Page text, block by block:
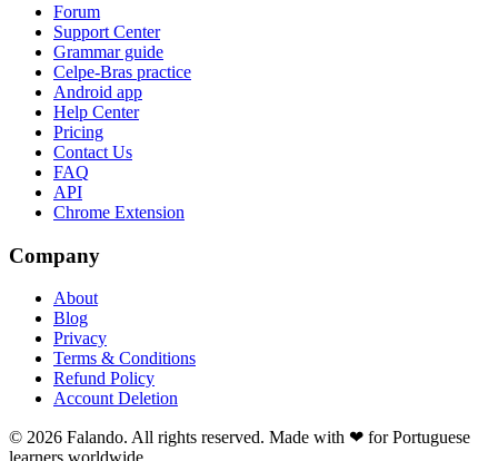
Forum
Support Center
Grammar guide
Celpe-Bras practice
Android app
Help Center
Pricing
Contact Us
FAQ
API
Chrome Extension
Company
About
Blog
Privacy
Terms & Conditions
Refund Policy
Account Deletion
© 2026 Falando. All rights reserved. Made with ❤ for Portuguese